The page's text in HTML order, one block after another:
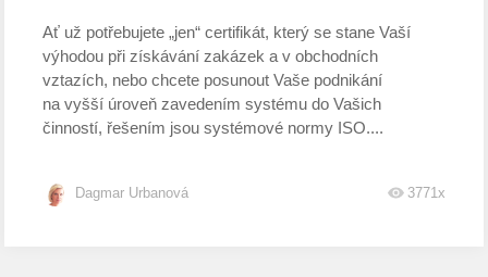
Ať už potřebujete „jen“ certifikát, který se stane Vaší
výhodou při získávání zakázek a v obchodních
vztazích, nebo chcete posunout Vaše podnikání
na vyšší úroveň zavedením systému do Vašich
činností, řešením jsou systémové normy ISO....
Dagmar Urbanová 3771x